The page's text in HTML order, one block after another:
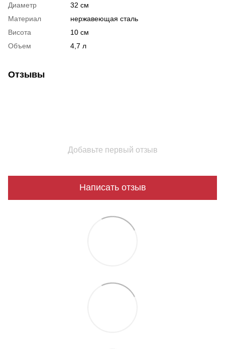
Диаметр
32 см
Материал
нержавеющая сталь
Висота
10 см
Объем
4,7 л
Отзывы
Добавьте первый отзыв
Написать отзыв